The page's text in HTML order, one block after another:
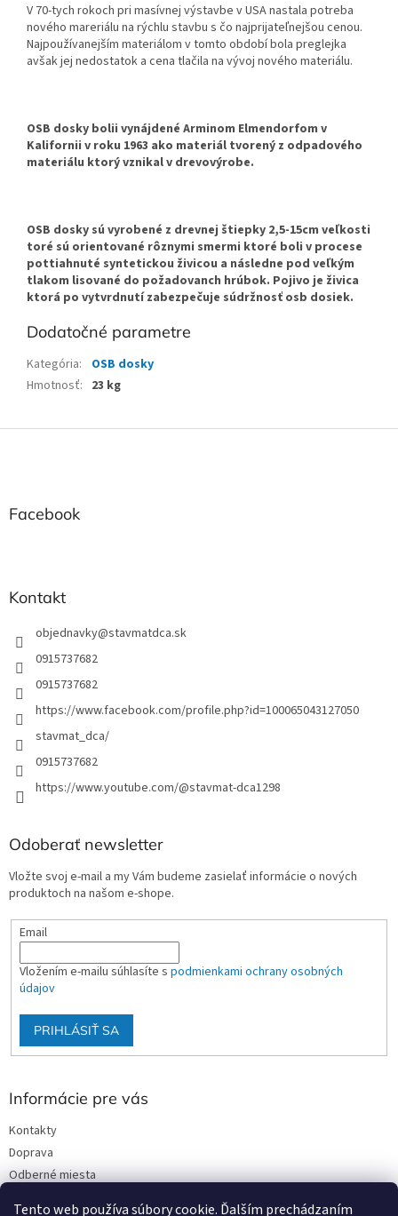
Tento web používa súbory cookie. Ďalším prechádzaním
V 70-tych rokoch pri masívnej výstavbe v USA nastala potreba
nového mareriálu na rýchlu stavbu s čo najprijateľnejšou cenou.
Najpoužívanejším materiálom v tomto období bola preglejka
avšak jej nedostatok a cena tlačila na vývoj nového materiálu.
OSB dosky bolii vynájdené Arminom Elmendorfom v
Kalifornii v roku 1963 ako materiál tvorený z odpadového
materiálu ktorý vznikal v drevovýrobe.
OSB dosky sú vyrobené z drevnej štiepky 2,5-15cm veľkosti
toré sú orientované rôznymi smermi ktoré boli v procese
pottiahnuté syntetickou živicou a následne pod veľkým
tlakom lisované do požadovanch hrúbok. Pojivo je živica
ktorá po vytvrdnutí zabezpečuje súdržnosť osb dosiek.
Dodatočné parametre
Kategória:
OSB dosky
Hmotnosť: 23 kg
Z
Facebook
Kontakt
objednavky@stavmatdca.sk
0915737682
0915737682
https://www.facebook.com/profile.php?id=100065043127050
stavmat_dca/
0915737682
https://www.youtube.com/@stavmat-dca1298
Odoberať newsletter
Vložte svoj e-mail a my Vám budeme zasielať informácie o nových
produktoch na našom e-shope.
Email
Vložením e-mailu súhlasíte s podmienkami ochrany osobných
údajov
PRIHLÁSIŤ SA
Informácie pre vás
Kontakty
Doprava
Odberné miesta